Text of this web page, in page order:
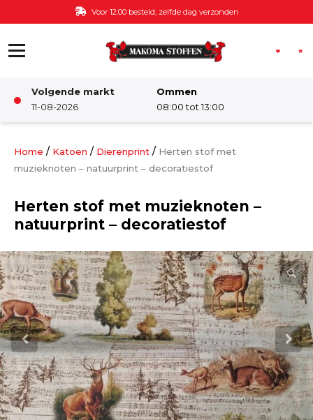
Ga naar de inhoud Voor 12:00 besteld, zelfde dag verzonden
Volgende markt
11-08-2026
Ommen
08:00 tot 13:00
Damesstoffen
Kinderstoffen
Kinderkamer
Katoen
Grootverbruik
Tijdpakker stof
Home / Katoen / Dierenprint / Herten stof met
muzieknoten – natuurprint – decoratiestof
Herten stof met muzieknoten –
natuurprint – decoratiestof